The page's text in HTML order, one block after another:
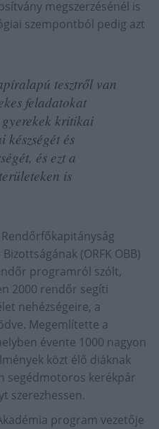
megszerzésénél is
szempontból pedig azt
tesztről van
feladatokat
kritikai
és
és ezt a
is
Rendőrfőkapitányság
(ORFK OBB)
programról szólt,
2000 rendőr segíti
nehézségeire, a
Megemlítette a
évente 1000 nagyon
közt élő diáknak
segédmotoros kerékpár
szerezhessen.
program vezetője